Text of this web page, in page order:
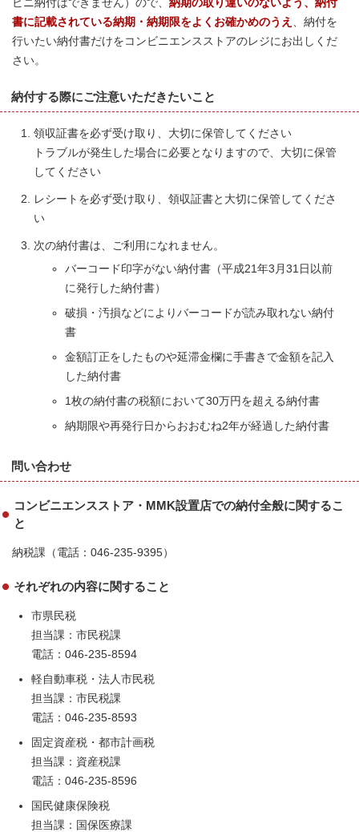
ビニ納付はできません）ので、 納期の取り違いのないよう、納付
書に記載されている納期・納期限をよくお確かめのうえ
、納付を
行いたい納付書だけをコンビニエンスストアのレジにお出しくだ
さい。
納付する際にご注意いただきたいこと
領収証書を必ず受け取り、大切に保管してください
トラブルが発生した場合に必要となりますので、大切に保管
してください
レシートを必ず受け取り、領収証書と大切に保管してくださ
い
次の納付書は、ご利用になれません。
バーコード印字がない納付書（平成21年3月31日以前
に発行した納付書）
破損・汚損などによりバーコードが読み取れない納付
書
金額訂正をしたものや延滞金欄に手書きで金額を記入
した納付書
1枚の納付書の税額において30万円を超える納付書
納期限や再発行日からおおむね2年が経過した納付書
問い合わせ
コンビニエンスストア・MMK設置店での納付全般に関するこ
と
納税課（電話：046-235-9395）
それぞれの内容に関すること
市県民税
担当課：市民税課
電話：046-235-8594
軽自動車税・法人市民税
担当課：市民税課
電話：046-235-8593
固定資産税・都市計画税
担当課：資産税課
電話：046-235-8596
国民健康保険税
担当課：国保医療課